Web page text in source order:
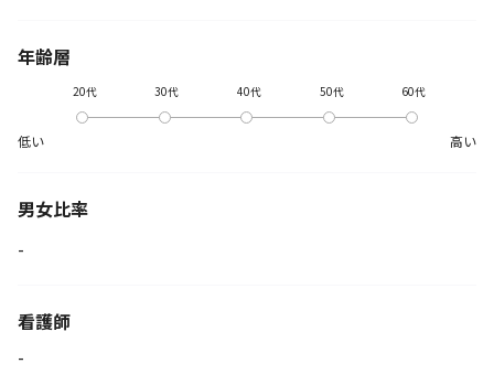
年齢層
低い
20代 30代 40代 50代 60代
高い
男女比率
-
看護師
-